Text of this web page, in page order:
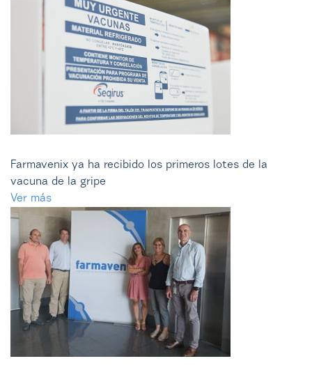
Farmavenix ya ha recibido los primeros lotes de la
vacuna de la gripe
Ver más